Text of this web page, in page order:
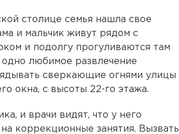
столице семья нашла свое
и мальчик живут рядом с
и подолгу прогуливаются там
любимое развлечение
сверкающие огнями улицы
окна, с высоты 22-го этажа.
и врачи видят, что у него
коррекционные занятия. Вызвать